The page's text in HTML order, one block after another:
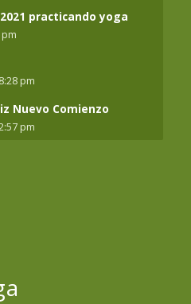
practicando yoga
pm
Nuevo Comienzo
pm